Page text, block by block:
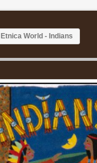
Etnica World - Indians